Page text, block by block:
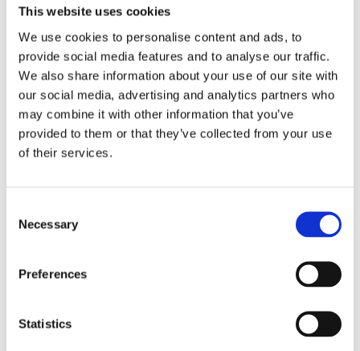
This website uses cookies
We use cookies to personalise content and ads, to
provide social media features and to analyse our traffic.
We also share information about your use of our site with
our social media, advertising and analytics partners who
may combine it with other information that you’ve
provided to them or that they’ve collected from your use
of their services.
Selection
Necessary
Preferences
Statistics
Nennspannung [V]
Werkzeugschnittstelle ER25
Kühlung
Shaft driven fun (Ventola calettata
su albero) / Electric fan
(Elettroventola)
Kühlung Gehäuse 7
Messen & Veranstaltungen
15